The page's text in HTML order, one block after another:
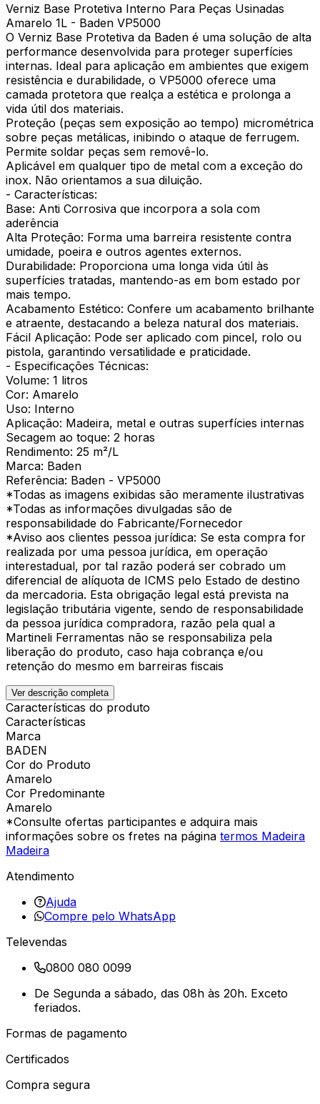
Verniz Base Protetiva Interno Para Peças Usinadas
Amarelo 1L - Baden VP5000
O Verniz Base Protetiva da Baden é uma solução de alta
performance desenvolvida para proteger superfícies
internas. Ideal para aplicação em ambientes que exigem
resistência e durabilidade, o VP5000 oferece uma
camada protetora que realça a estética e prolonga a
vida útil dos materiais.
Proteção (peças sem exposição ao tempo) micrométrica
sobre peças metálicas, inibindo o ataque de ferrugem.
Permite soldar peças sem removê-lo.
Aplicável em qualquer tipo de metal com a exceção do
inox. Não orientamos a sua diluição.
- Características:
Base: Anti Corrosiva que incorpora a sola com
aderência
Alta Proteção: Forma uma barreira resistente contra
umidade, poeira e outros agentes externos.
Durabilidade: Proporciona uma longa vida útil às
superfícies tratadas, mantendo-as em bom estado por
mais tempo.
Acabamento Estético: Confere um acabamento brilhante
e atraente, destacando a beleza natural dos materiais.
Fácil Aplicação: Pode ser aplicado com pincel, rolo ou
pistola, garantindo versatilidade e praticidade.
- Especificações Técnicas:
Volume: 1 litros
Cor: Amarelo
Uso: Interno
Aplicação: Madeira, metal e outras superfícies internas
Secagem ao toque: 2 horas
Rendimento: 25 m²/L
Marca: Baden
Referência: Baden - VP5000
*Todas as imagens exibidas são meramente ilustrativas
*Todas as informações divulgadas são de
responsabilidade do Fabricante/Fornecedor
*Aviso aos clientes pessoa jurídica: Se esta compra for
realizada por uma pessoa jurídica, em operação
interestadual, por tal razão poderá ser cobrado um
diferencial de alíquota de ICMS pelo Estado de destino
da mercadoria. Esta obrigação legal está prevista na
legislação tributária vigente, sendo de responsabilidade
da pessoa jurídica compradora, razão pela qual a
Martineli Ferramentas não se responsabiliza pela
liberação do produto, caso haja cobrança e/ou
retenção do mesmo em barreiras fiscais
Ver descrição completa
Características do produto
Características
Marca
BADEN
Cor do Produto
Amarelo
Cor Predominante
Amarelo
*Consulte ofertas participantes e adquira mais
informações sobre os fretes na página termos Madeira
Madeira
Atendimento
Ajuda
Compre pelo WhatsApp
Televendas
0800 080 0099
De Segunda a sábado, das 08h às 20h. Exceto
feriados.
Formas de pagamento
Certificados
Compra segura